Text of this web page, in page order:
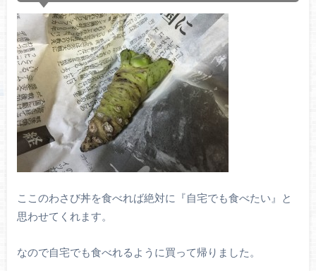
ここのわさび丼を食べれば絶対に『自宅でも食べたい』と
思わせてくれます。
なので自宅でも食べれるように買って帰りました。